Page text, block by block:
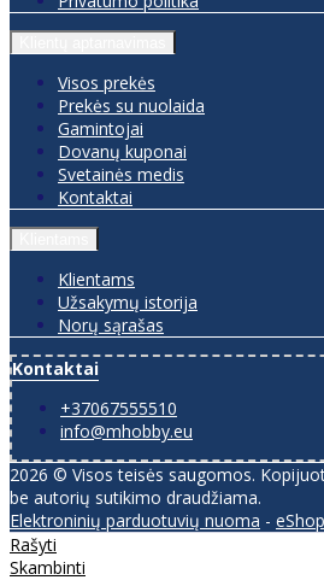
Visos prekės
Prekės su nuolaida
Gamintojai
Dovanų kuponai
Svetainės medis
Kontaktai
Klientams
Užsakymų istorija
Norų sąrašas
Kontaktai
+37067555510
info@mhobby.eu
2026 © Visos teisės saugomos.
be autorių sutikimo draudžiama.
Elektroninių parduotuvių nuoma -
Rašyti
Skambinti